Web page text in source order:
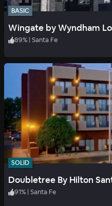
BASIC
Wingate by Wyndham
89% | Santa Fe
SOLID
Doubletree By Hilton
91% | Santa Fe